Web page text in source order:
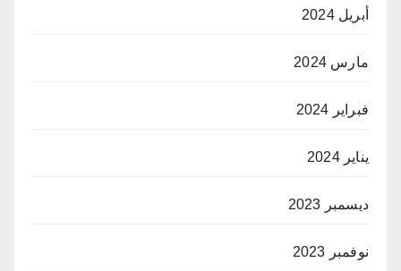
أبريل 2024
مارس 2024
فبراير 2024
يناير 2024
ديسمبر 2023
نوفمبر 2023